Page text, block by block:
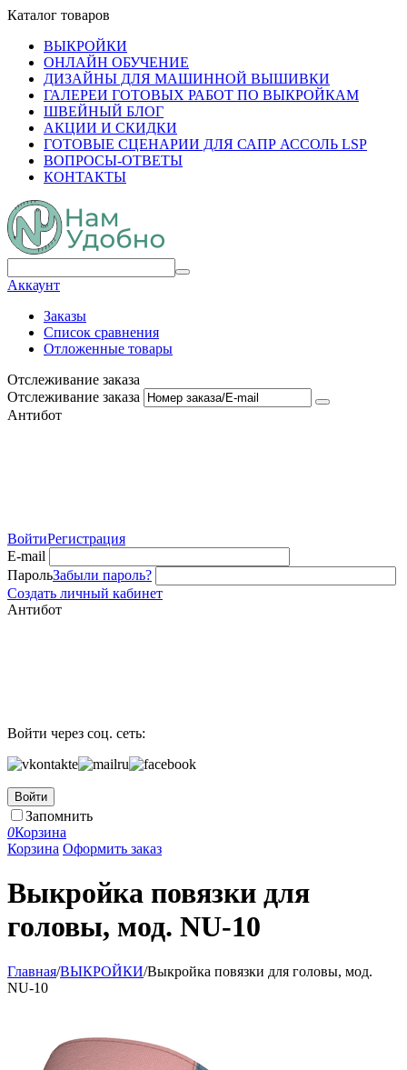
Каталог товаров
ВЫКРОЙКИ
ОНЛАЙН ОБУЧЕНИЕ
ДИЗАЙНЫ ДЛЯ МАШИННОЙ ВЫШИВКИ
ГАЛЕРЕИ ГОТОВЫХ РАБОТ ПО ВЫКРОЙКАМ
ШВЕЙНЫЙ БЛОГ
АКЦИИ И СКИДКИ
ГОТОВЫЕ СЦЕНАРИИ ДЛЯ САПР АССОЛЬ LSP
ВОПРОСЫ-ОТВЕТЫ
КОНТАКТЫ
Аккаунт
Заказы
Список сравнения
Отложенные товары
Отслеживание заказа
Отслеживание заказа
Антибот
ВойтиРегистрация
E-mail
ПарольЗабыли пароль?
Создать личный кабинет
Антибот
Войти через соц. сеть:
Войти
Запомнить
0Корзина
Корзина Оформить заказ
Выкройка повязки для
головы, мод. NU-10
Главная/ВЫКРОЙКИ/Выкройка повязки для головы, мод.
NU-10